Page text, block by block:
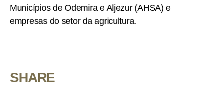
Municípios de Odemira e Aljezur (AHSA) e
empresas do setor da agricultura.
SHARE